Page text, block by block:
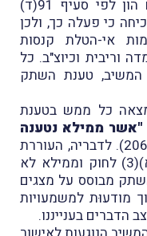
המכירה ולשלם מקדמות על רווח הון לפי סעיף 91(ד)
כי פעלה כך, ולכן
אי-הטלת קנסות
וריבית וכיוצ"ב. כל
המשיב, טענת השתק
כל ממש בטענת
"אשר ממילא נטענה
(פס' 206). לדבריה, העוררת
עָמדה בתנאי הסף של סעיף 85(א)(3) לחוק וממילא לא
מבוסס על מצגים
מודעוּת למשמעויות
הדברים בענייננו.